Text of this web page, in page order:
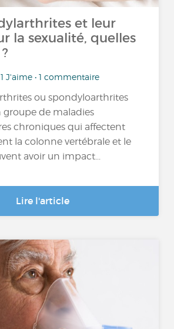
et leur
la sexualité, quelles
J'aime • 1 commentaire
ou spondyloarthrites
groupe de maladies
chroniques qui affectent
la colonne vertébrale et le
avoir un impact...
Lire l'article